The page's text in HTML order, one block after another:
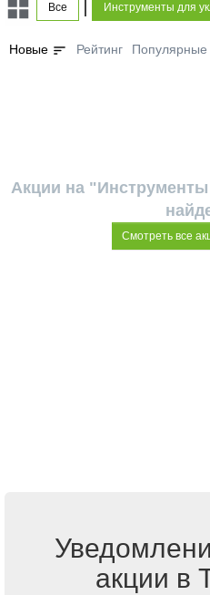
Все Инструменты для
Новые sort Рейтинг Популярные
Акции на
Смотреть все
акции в